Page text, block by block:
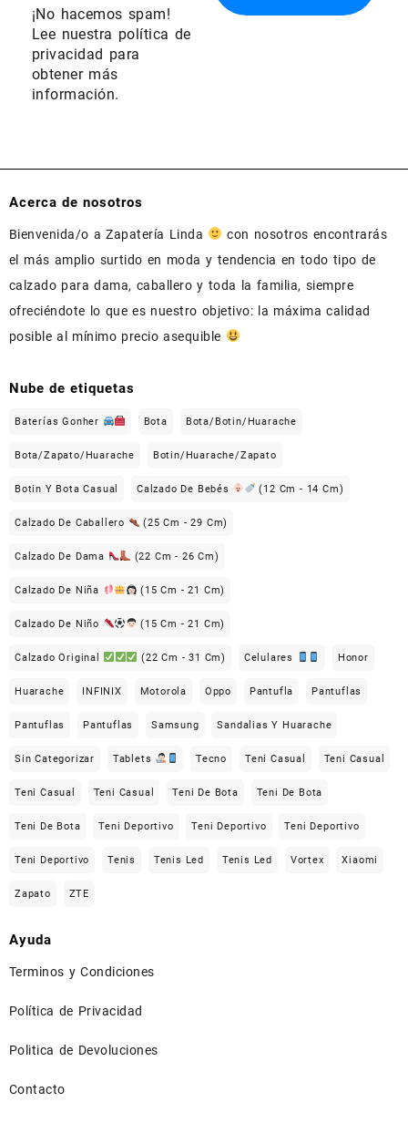
¡No hacemos spam!
Lee nuestra política de
privacidad para
obtener más
información.
Acerca de nosotros
Bienvenida/o a Zapatería Linda
con nosotros encontrarás
el más amplio surtido en moda y tendencia en todo tipo de
calzado para dama, caballero y toda la familia, siempre
ofreciéndote lo que es nuestro objetivo: la máxima calidad
posible al mínimo precio asequible
Nube de etiquetas
Baterías Gonher Bota Bota/Botin/Huarache
Bota/Zapato/Huarache Botin/Huarache/Zapato
Botin Y Bota Casual Calzado De Bebés (12 Cm - 14 Cm)
Calzado De Caballero (25 Cm - 29 Cm)
Calzado De Dama (22 Cm - 26 Cm)
Calzado De Niña (15 Cm - 21 Cm)
Calzado De Niño (15 Cm - 21 Cm)
Calzado Original (22 Cm - 31 Cm) Celulares Honor
Huarache INFINIX Motorola Oppo Pantufla Pantuflas
Pantuflas Pantuflas Samsung Sandalias Y Huarache
Sin Categorizar Tablets Tecno Teni Casual Teni Casual
Teni Casual Teni Casual Teni De Bota Teni De Bota
Teni De Bota Teni Deportivo Teni Deportivo Teni Deportivo
Teni Deportivo Tenis Tenis Led Tenis Led Vortex Xiaomi
Zapato ZTE
Ayuda
Terminos y Condiciones
Política de Privacidad
Politica de Devoluciones
Contacto